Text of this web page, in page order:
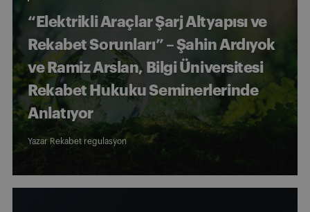
“Elektrikli Araçlar Şarj Altyapısı ve
Rekabet Sorunları” – Şahin Ardıyok
ve Ramiz Arslan, Bilgi Üniversitesi
Rekabet Hukuku Seminerlerinde
Anlatıyor
Yazar Rekabet regulasyon